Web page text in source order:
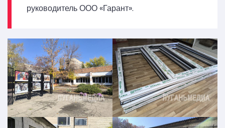
руководитель ООО «Гарант».